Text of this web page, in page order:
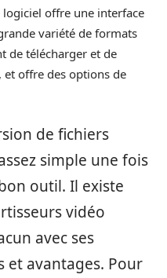
logiciel offre une interface
variété de formats
de télécharger et de
offre des options de
de fichiers
simple une fois
outil. Il existe
vidéo
avec ses
et avantages. Pour